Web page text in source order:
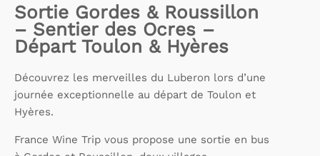
Sortie Gordes & Roussillon
– Sentier des Ocres –
Départ Toulon & Hyères
Découvrez les merveilles du Luberon lors d’une
journée exceptionnelle au départ de Toulon et
Hyères.
France Wine Trip vous propose une sortie en bus